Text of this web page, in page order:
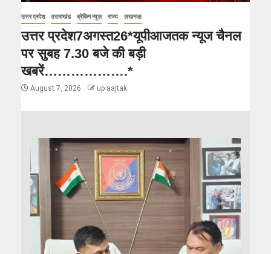
उत्तर प्रदेश उत्तराखंड ब्रेकिंग न्यूज़ राज्य लखनऊ
उत्तर प्रदेश7अगस्त26*यूपीआजतक न्यूज चैनल
पर सुबह 7.30 बजे की बड़ी
खबरें……………….*
August 7, 2026 up aajtak